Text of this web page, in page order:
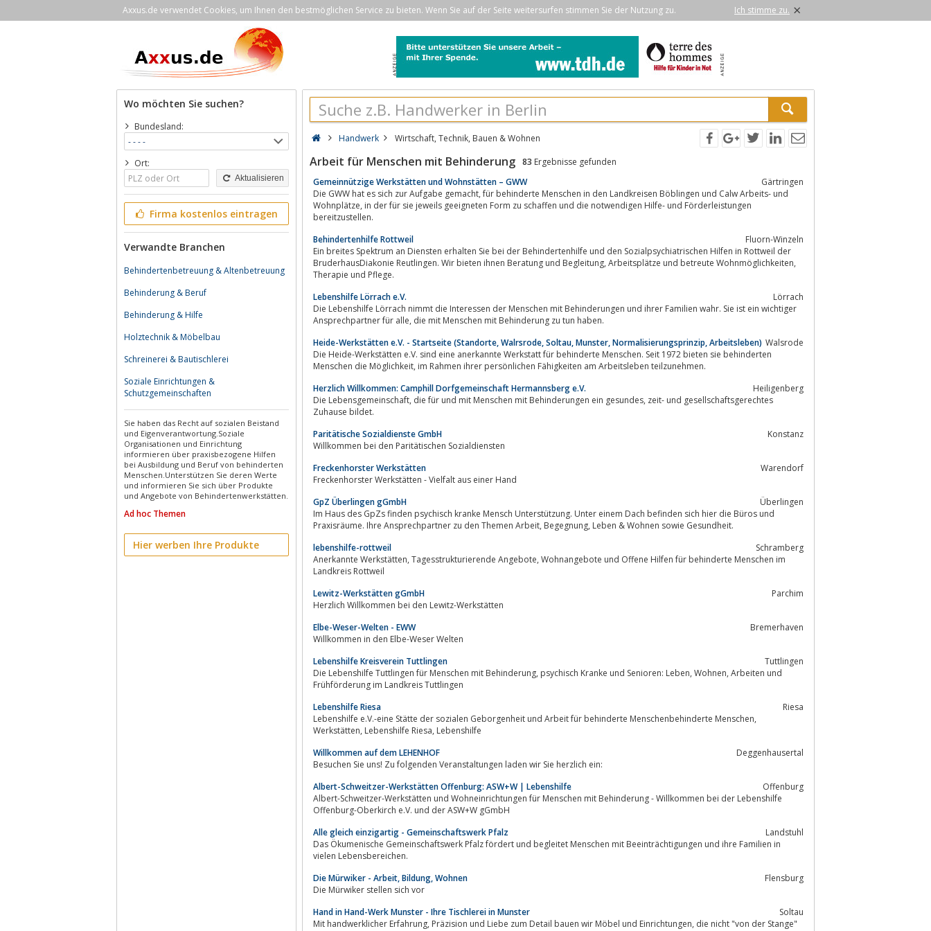
Axxus.de verwendet Cookies, um Ihnen den bestmöglichen Service zu bieten. Wenn Sie auf der Seite weitersurfen stimmen Sie der Nutzung zu. Ich stimme zu. ×
Wo möchten Sie suchen?
Bundesland:
Ort:
Aktualisieren
Firma kostenlos eintragen
Verwandte Branchen
Behindertenbetreuung & Altenbetreuung
Behinderung & Beruf
Behinderung & Hilfe
Holztechnik & Möbelbau
Schreinerei & Bautischlerei
Soziale Einrichtungen &
Schutzgemeinschaften
Sie haben das Recht auf sozialen Beistand
und Eigenverantwortung.Soziale
Organisationen und Einrichtung
informieren über praxisbezogene Hilfen
bei Ausbildung und Beruf von behinderten
Menschen.Unterstützen Sie deren Werte
und informieren Sie sich über Produkte
und Angebote von Behindertenwerkstätten.
Ad hoc Themen
Hier werben Ihre Produkte
Handwerk Wirtschaft, Technik, Bauen & Wohnen
Arbeit für Menschen mit Behinderung 83 Ergebnisse gefunden
Gemeinnützige Werkstätten und Wohnstätten – GWW
Gärtringen
Die GWW hat es sich zur Aufgabe gemacht, für behinderte Menschen in den Landkreisen Böblingen und Calw Arbeits- und
Wohnplätze, in der für sie jeweils geeigneten Form zu schaffen und die notwendigen Hilfe- und Förderleistungen
bereitzustellen.
Behindertenhilfe Rottweil
Fluorn-Winzeln
Ein breites Spektrum an Diensten erhalten Sie bei der Behindertenhilfe und den Sozialpsychiatrischen Hilfen in Rottweil der
BruderhausDiakonie Reutlingen. Wir bieten ihnen Beratung und Begleitung, Arbeitsplätze und betreute Wohnmöglichkeiten,
Therapie und Pflege.
Lebenshilfe Lörrach e.V.
Lörrach
Die Lebenshilfe Lörrach nimmt die Interessen der Menschen mit Behinderungen und ihrer Familien wahr. Sie ist ein wichtiger
Ansprechpartner für alle, die mit Menschen mit Behinderung zu tun haben.
Heide-Werkstätten e.V. - Startseite (Standorte, Walrsrode, Soltau, Munster, Normalisierungsprinzip, Arbeitsleben) Walsrode
Die Heide-Werkstätten e.V. sind eine anerkannte Werkstatt für behinderte Menschen. Seit 1972 bieten sie behinderten
Menschen die Möglichkeit, im Rahmen ihrer persönlichen Fähigkeiten am Arbeitsleben teilzunehmen.
Herzlich Willkommen: Camphill Dorfgemeinschaft Hermannsberg e.V.
Heiligenberg
Die Lebensgemeinschaft, die für und mit Menschen mit Behinderungen ein gesundes, zeit- und gesellschaftsgerechtes
Zuhause bildet.
Paritätische Sozialdienste GmbH
Konstanz
Willkommen bei den Paritätischen Sozialdiensten
Freckenhorster Werkstätten
Warendorf
Freckenhorster Werkstätten - Vielfalt aus einer Hand
GpZ Überlingen gGmbH
Überlingen
Im Haus des GpZs finden psychisch kranke Mensch Unterstützung. Unter einem Dach befinden sich hier die Büros und
Praxisräume. Ihre Ansprechpartner zu den Themen Arbeit, Begegnung, Leben & Wohnen sowie Gesundheit.
lebenshilfe-rottweil
Schramberg
Anerkannte Werkstätten, Tagesstrukturierende Angebote, Wohnangebote und Offene Hilfen für behinderte Menschen im
Landkreis Rottweil
Lewitz-Werkstätten gGmbH
Parchim
Herzlich Willkommen bei den Lewitz-Werkstätten
Elbe-Weser-Welten - EWW
Bremerhaven
Willkommen in den Elbe-Weser Welten
Lebenshilfe Kreisverein Tuttlingen
Tuttlingen
Die Lebenshilfe Tuttlingen für Menschen mit Behinderung, psychisch Kranke und Senioren: Leben, Wohnen, Arbeiten und
Frühförderung im Landkreis Tuttlingen
Lebenshilfe Riesa
Riesa
Lebenshilfe e.V.-eine Stätte der sozialen Geborgenheit und Arbeit für behinderte Menschenbehinderte Menschen,
Werkstätten, Lebenshilfe Riesa, Lebenshilfe
Willkommen auf dem LEHENHOF
Deggenhausertal
Besuchen Sie uns! Zu folgenden Veranstaltungen laden wir Sie herzlich ein:
Albert-Schweitzer-Werkstätten Offenburg: ASW+W | Lebenshilfe
Offenburg
Albert-Schweitzer-Werkstätten und Wohneinrichtungen für Menschen mit Behinderung - Willkommen bei der Lebenshilfe
Offenburg-Oberkirch e.V. und der ASW+W gGmbH
Alle gleich einzigartig - Gemeinschaftswerk Pfalz
Landstuhl
Das Ökumenische Gemeinschaftswerk Pfalz fördert und begleitet Menschen mit Beeinträchtigungen und ihre Familien in
vielen Lebensbereichen.
Die Mürwiker - Arbeit, Bildung, Wohnen
Flensburg
Die Mürwiker stellen sich vor
Hand in Hand-Werk Munster - Ihre Tischlerei in Munster
Soltau
Mit handwerklicher Erfahrung, Präzision und Liebe zum Detail bauen wir Möbel und Einrichtungen, die nicht "von der Stange"